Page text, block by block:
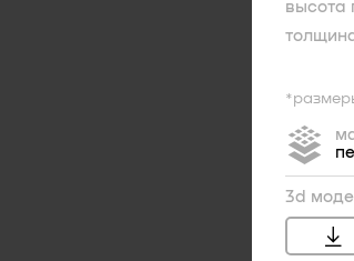
высота
3d